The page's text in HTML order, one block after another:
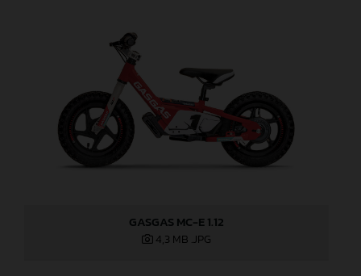
GASGAS MC-E 1.12
4,3 MB .JPG